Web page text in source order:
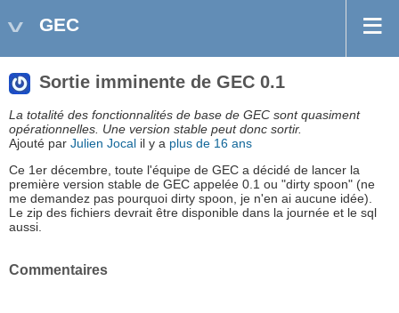
GEC
Sortie imminente de GEC 0.1
La totalité des fonctionnalités de base de GEC sont quasiment
opérationnelles. Une version stable peut donc sortir.
Ajouté par Julien Jocal il y a plus de 16 ans
Ce 1er décembre, toute l'équipe de GEC a décidé de lancer la
première version stable de GEC appelée 0.1 ou "dirty spoon" (ne
me demandez pas pourquoi dirty spoon, je n'en ai aucune idée).
Le zip des fichiers devrait être disponible dans la journée et le sql
aussi.
Commentaires